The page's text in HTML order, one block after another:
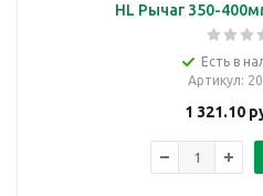
HL Рычаг 350-
Есть в
Артикул:
1 321.10